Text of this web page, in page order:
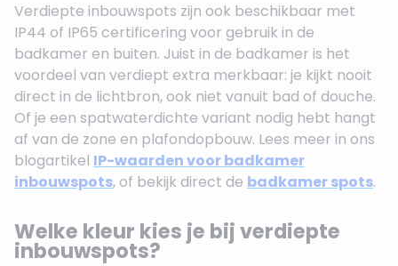
Verdiepte inbouwspots zijn ook beschikbaar met
IP44 of IP65 certificering voor gebruik in de
badkamer en buiten. Juist in de badkamer is het
voordeel van verdiept extra merkbaar: je kijkt nooit
direct in de lichtbron, ook niet vanuit bad of douche.
Of je een spatwaterdichte variant nodig hebt hangt
af van de zone en plafondopbouw. Lees meer in ons
blogartikel IP-waarden voor badkamer
inbouwspots, of bekijk direct de badkamer spots.
Welke kleur kies je bij verdiepte
inbouwspots?